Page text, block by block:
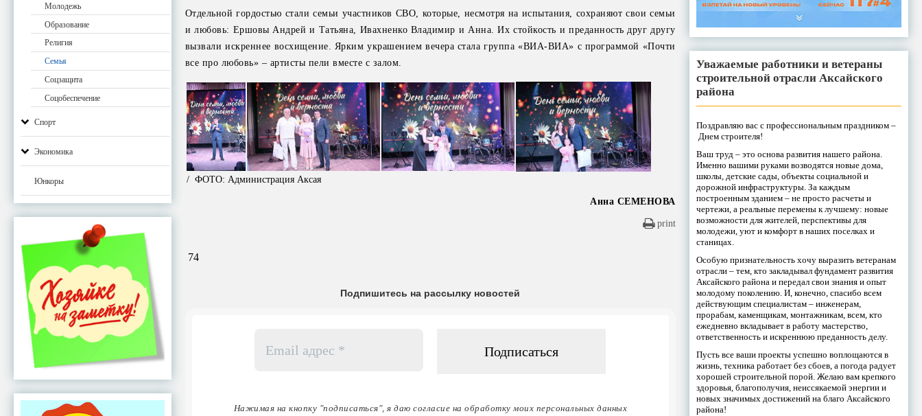
Молодежь
Образование
Религия
Семья
Соцзащита
Соцобеспечение
Спорт
Экономика
Юнкоры
Отдельной гордостью стали семьи участников СВО, которые, несмотря на испытания, сохраняют свои семьи
и любовь: Ершовы Андрей и Татьяна, Ивахненко Владимир и Анна. Их стойкость и преданность друг другу
вызвали искреннее восхищение. Ярким украшением вечера стала группа «ВИА-ВИА» с программой «Почти
все про любовь» – артисты пели вместе с залом.
/ ФОТО: Администрация Аксая
Анна СЕМЕНОВА
print
74
Подпишитесь на рассылку новостей
адрес
Нажимая на кнопку "подписаться", я даю согласие на обработку моих персональных данных
Уважаемые работники и ветераны
строительной отрасли Аксайского
района
Поздравляю вас с профессиональным праздником –
Днем строителя!
Ваш труд – это основа развития нашего района.
Именно вашими руками возводятся новые дома,
школы, детские сады, объекты социальной и
дорожной инфраструктуры. За каждым
построенным зданием – не просто расчеты и
чертежи, а реальные перемены к лучшему: новые
возможности для жителей, перспективы для
молодежи, уют и комфорт в наших поселках и
станицах.
Особую признательность хочу выразить ветеранам
отрасли – тем, кто закладывал фундамент развития
Аксайского района и передал свои знания и опыт
молодому поколению. И, конечно, спасибо всем
действующим специалистам – инженерам,
прорабам, каменщикам, монтажникам, всем, кто
ежедневно вкладывает в работу мастерство,
ответственность и искреннюю преданность делу.
Пусть все ваши проекты успешно воплощаются в
жизнь, техника работает без сбоев, а погода радует
хорошей строительной порой. Желаю вам крепкого
здоровья, благополучия, неиссякаемой энергии и
новых значимых достижений на благо Аксайского
района!